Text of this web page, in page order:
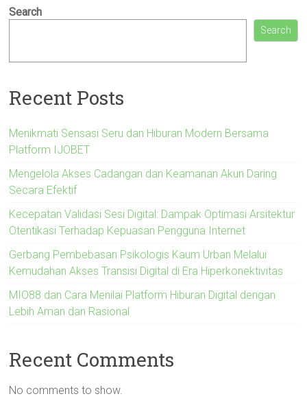
Search
Search
Recent Posts
Menikmati Sensasi Seru dan Hiburan Modern Bersama
Platform IJOBET
Mengelola Akses Cadangan dan Keamanan Akun Daring
Secara Efektif
Kecepatan Validasi Sesi Digital: Dampak Optimasi Arsitektur
Otentikasi Terhadap Kepuasan Pengguna Internet
Gerbang Pembebasan Psikologis Kaum Urban Melalui
Kemudahan Akses Transisi Digital di Era Hiperkonektivitas
MIO88 dan Cara Menilai Platform Hiburan Digital dengan
Lebih Aman dan Rasional
Recent Comments
No comments to show.